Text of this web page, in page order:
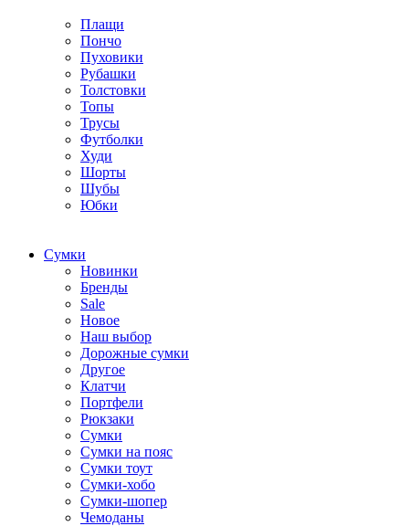
Плащи
Пончо
Пуховики
Рубашки
Толстовки
Топы
Трусы
Футболки
Худи
Шорты
Шубы
Юбки
Cумки
Новинки
Бренды
Sale
Новое
Наш выбор
Дорожные сумки
Другое
Клатчи
Портфели
Рюкзаки
Сумки
Сумки на пояс
Сумки тоут
Сумки-хобо
Сумки-шопер
Чемоданы